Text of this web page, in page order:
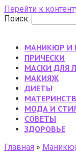
Перейти к
Поиск:
МАНИКЮР И
ПРИЧЕСКИ
МАСКИ ДЛЯ
МАКИЯЖ
ДИЕТЫ
МОДА И
CОВЕТЫ
ЗДОРОВЬЕ
Главная »